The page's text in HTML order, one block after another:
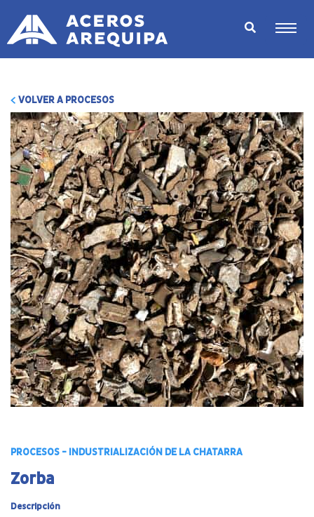
VOLVER A PROCESOS
PROCESOS - INDUSTRIALIZACIÓN DE LA CHATARRA
Zorba
Descripción